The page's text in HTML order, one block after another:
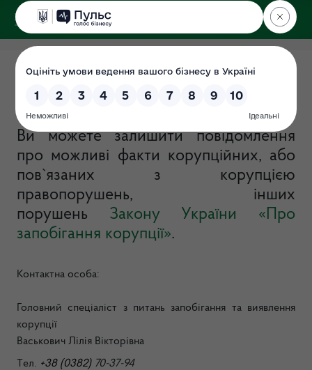
ДЕРЖЕКОІНСПЕКЦІЯ
у Хмельницькій області
Запобігання корупції
Ви можете залишити повідомлення
про можливі факти корупційних, або
пов`язаних з корупцією
правопорушень, інших
порушень Закону України «Про
запобігання корупції».
Контактна особа:
Головний спеціаліст з питань запобігання та виявлення
корупції
Васькович Лілія Вікторівна
ел. +38 (0382) 70-37-94